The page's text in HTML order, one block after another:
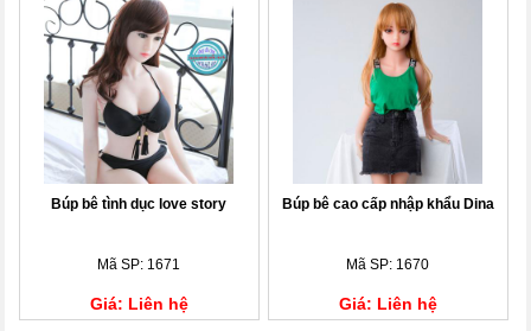
Búp bê tình dục love story
Mã SP: 1671
Giá: Liên hệ
Búp bê cao cấp nhập khẩu Dina
Mã SP: 1670
Giá: Liên hệ